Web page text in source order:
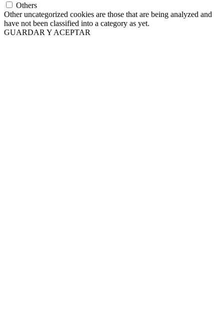
Others
Other uncategorized cookies are those that are being analyzed and
have not been classified into a category as yet.
GUARDAR Y ACEPTAR